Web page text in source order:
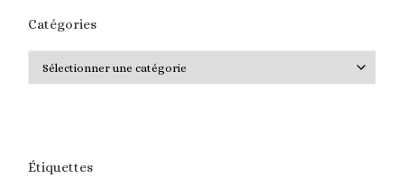
Catégories
Étiquettes